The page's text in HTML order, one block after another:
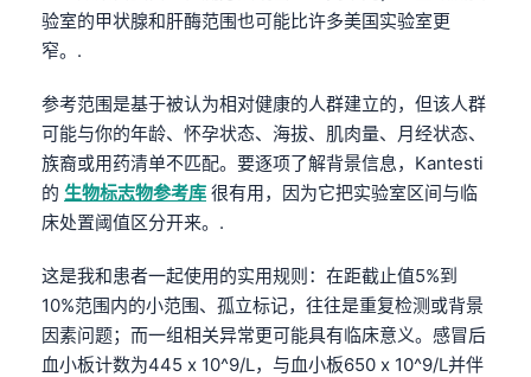
验室的甲状腺和肝酶范围也可能比许多美国实验室更
窄。.
参考范围是基于被认为相对健康的人群建立的，但该人群
可能与你的年龄、怀孕状态、海拔、肌肉量、月经状态、
族裔或用药清单不匹配。要逐项了解背景信息，Kantesti
的 生物标志物参考库 很有用，因为它把实验室区间与临
床处置阈值区分开来。.
这是我和患者一起使用的实用规则：在距截止值5%到
10%范围内的小范围、孤立标记，往往是重复检测或背景
因素问题；而一组相关异常更可能具有临床意义。感冒后
血小板计数为445 x 10^9/L，与血小板650 x 10^9/L并伴